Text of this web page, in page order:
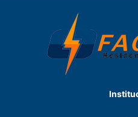
Eletricista Residencial
Eletricista Residencial E
Eletricistas de Manutenção
Empresa de Instalações
Empresa de Manutenção
Empresa de Prestação de
Fiação para Instalação